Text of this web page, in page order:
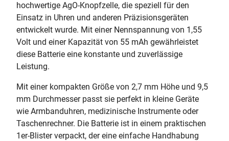
hochwertige AgO-Knopfzelle, die speziell für den
Einsatz in Uhren und anderen Präzisionsgeräten
entwickelt wurde. Mit einer Nennspannung von 1,55
Volt und einer Kapazität von 55 mAh gewährleistet
diese Batterie eine konstante und zuverlässige
Leistung.
Mit einer kompakten Größe von 2,7 mm Höhe und 9,5
mm Durchmesser passt sie perfekt in kleine Geräte
wie Armbanduhren, medizinische Instrumente oder
Taschenrechner. Die Batterie ist in einem praktischen
1er-Blister verpackt, der eine einfache Handhabung